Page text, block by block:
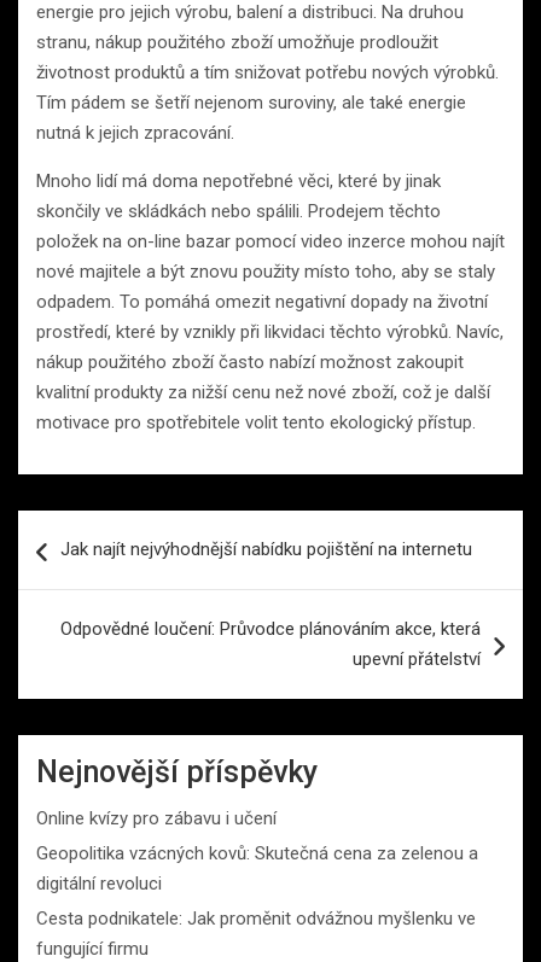
energie pro jejich výrobu, balení a distribuci. Na druhou
stranu, nákup použitého zboží umožňuje prodloužit
životnost produktů a tím snižovat potřebu nových výrobků.
Tím pádem se šetří nejenom suroviny, ale také energie
nutná k jejich zpracování.
Mnoho lidí má doma nepotřebné věci, které by jinak
skončily ve skládkách nebo spálili. Prodejem těchto
položek na on-line bazar pomocí video inzerce mohou najít
nové majitele a být znovu použity místo toho, aby se staly
odpadem. To pomáhá omezit negativní dopady na životní
prostředí, které by vznikly při likvidaci těchto výrobků. Navíc,
nákup použitého zboží často nabízí možnost zakoupit
kvalitní produkty za nižší cenu než nové zboží, což je další
motivace pro spotřebitele volit tento ekologický přístup.
proJak najít nejvýhodnější nabídku pojištění na internetu
Odpovědné loučení: Průvodce plánováním akce, která
upevní přátelství
Nejnovější příspěvky
Online kvízy pro zábavu i učení
Geopolitika vzácných kovů: Skutečná cena za zelenou a
digitální revoluci
Cesta podnikatele: Jak proměnit odvážnou myšlenku ve
fungující firmu